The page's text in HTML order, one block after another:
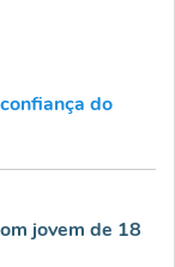
do
jovem de 18